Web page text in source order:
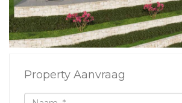
Property Aanvraag